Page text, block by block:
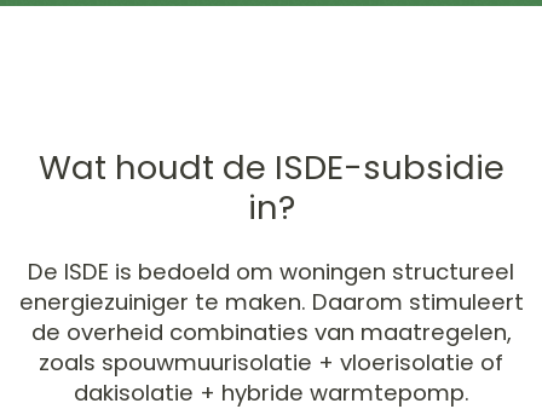
Wat houdt de ISDE-subsidie
in?
De ISDE is bedoeld om woningen structureel
energiezuiniger te maken. Daarom stimuleert
de overheid combinaties van maatregelen,
zoals spouwmuurisolatie + vloerisolatie of
dakisolatie + hybride warmtepomp.